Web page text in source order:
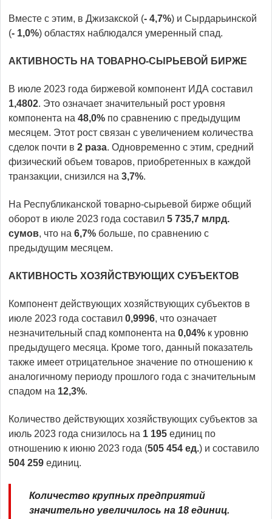
Вместе с этим, в Джизакской (- 4,7%) и Сырдарьинской
(- 1,0%) областях наблюдался умеренный спад.
АКТИВНОСТЬ НА ТОВАРНО-СЫРЬЕВОЙ БИРЖЕ
В июле 2023 года биржевой компонент ИДА составил
1,4802. Это означает значительный рост уровня
компонента на 48,0% по сравнению с предыдущим
месяцем. Этот рост связан с увеличением количества
сделок почти в 2 раза. Одновременно с этим, средний
физический объем товаров, приобретенных в каждой
транзакции, снизился на 3,7%.
На Республиканской товарно-сырьевой бирже общий
оборот в июле 2023 года составил 5 735,7 млрд.
сумов, что на 6,7% больше, по сравнению с
предыдущим месяцем.
АКТИВНОСТЬ ХОЗЯЙСТВУЮЩИХ СУБЪЕКТОВ
Компонент действующих хозяйствующих субъектов в
июле 2023 года составил 0,9996, что означает
незначительный спад компонента на 0,04% к уровню
предыдущего месяца. Кроме того, данный показатель
также имеет отрицательное значение по отношению к
аналогичному периоду прошлого года с значительным
спадом на 12,3%.
Количество действующих хозяйствующих субъектов за
июль 2023 года снизилось на 1 195 единиц по
отношению к июню 2023 года (505 454 ед.) и составило
504 259 единиц.
Количество крупных предприятий
значительно увеличилось на 18 единиц.